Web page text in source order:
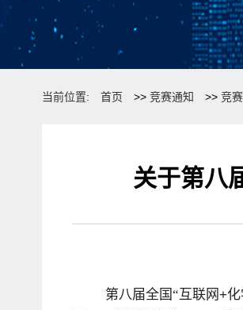
当前位置: 首页 >> 竞赛通知 >> 竞
关于第八
第八届全国“互联网+